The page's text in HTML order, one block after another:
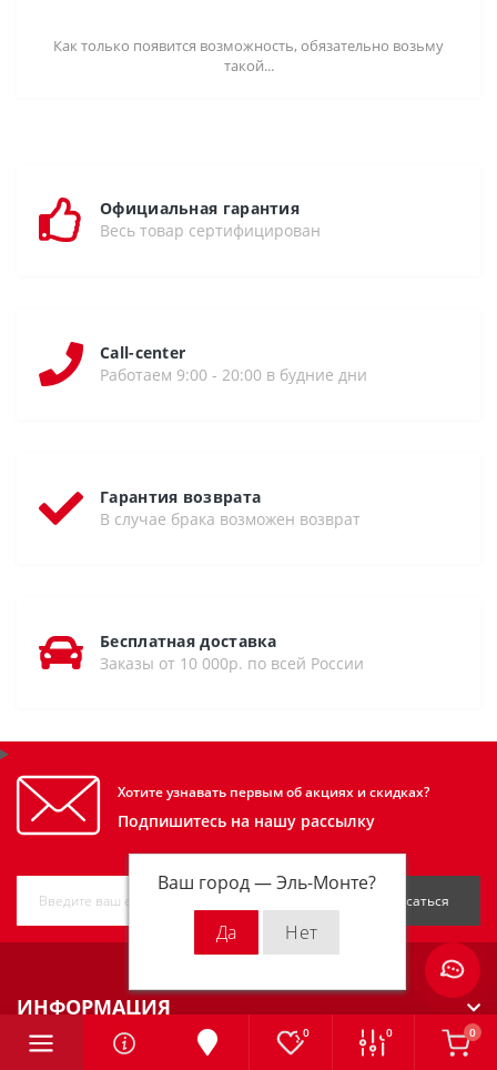
Ваш город —Эль-Монте?
0 0 0
Как только появится возможность, обязательно возьму
такой...
Официальная гарантия
Весь товар сертифицирован
Call-center
Работаем 9:00 - 20:00 в будние дни
Гарантия возврата
В случае брака возможен возврат
Бесплатная доставка
Заказы от 10 000р. по всей России
Хотите узнавать первым об акциях и скидках?
Подпишитесь на нашу рассылку
Подписаться
ИНФОРМАЦИЯ